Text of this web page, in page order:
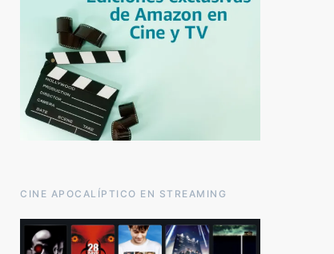
CINE APOCALÍPTICO EN STREAMING